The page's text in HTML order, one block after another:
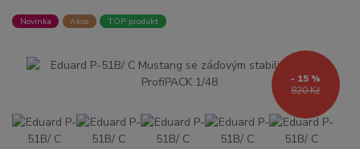
Novinka Akce TOP produkt
820 Kč
- 15 %